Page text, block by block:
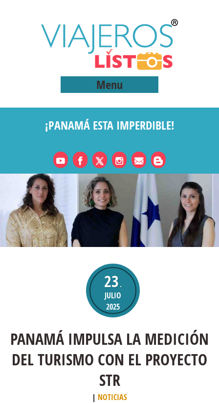
Menu
¡PANAMÁ ESTA IMPERDIBLE!
23.
JULIO
2025
PANAMÁ IMPULSA LA MEDICIÓN
DEL TURISMO CON EL PROYECTO
STR
NOTICIAS